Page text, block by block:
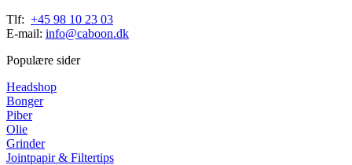
Tlf: +45 98 10 23 03
E-mail: info@caboon.dk
Populære sider
Headshop
Bonger
Piber
Olie
Grinder
Jointpapir & Filtertips